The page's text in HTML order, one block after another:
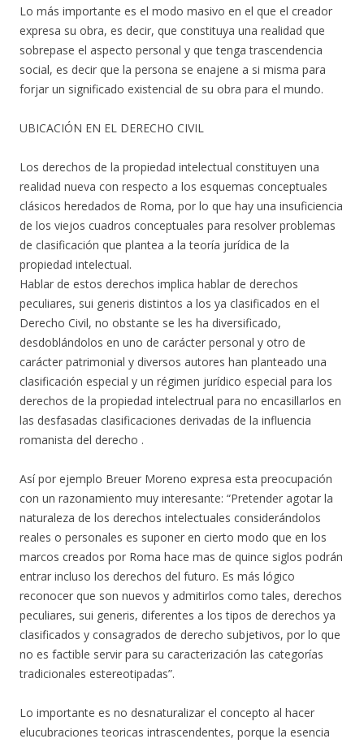
Lo más importante es el modo masivo en el que el creador
expresa su obra, es decir, que constituya una realidad que
sobrepase el aspecto personal y que tenga trascendencia
social, es decir que la persona se enajene a si misma para
forjar un significado existencial de su obra para el mundo.
UBICACIÓN EN EL DERECHO CIVIL
Los derechos de la propiedad intelectual constituyen una
realidad nueva con respecto a los esquemas conceptuales
clásicos heredados de Roma, por lo que hay una insuficiencia
de los viejos cuadros conceptuales para resolver problemas
de clasificación que plantea a la teoría jurídica de la
propiedad intelectual.
Hablar de estos derechos implica hablar de derechos
peculiares, sui generis distintos a los ya clasificados en el
Derecho Civil, no obstante se les ha diversificado,
desdoblándolos en uno de carácter personal y otro de
carácter patrimonial y diversos autores han planteado una
clasificación especial y un régimen jurídico especial para los
derechos de la propiedad intelectrual para no encasillarlos en
las desfasadas clasificaciones derivadas de la influencia
romanista del derecho .
Así por ejemplo Breuer Moreno expresa esta preocupación
con un razonamiento muy interesante: “Pretender agotar la
naturaleza de los derechos intelectuales considerándolos
reales o personales es suponer en cierto modo que en los
marcos creados por Roma hace mas de quince siglos podrán
entrar incluso los derechos del futuro. Es más lógico
reconocer que son nuevos y admitirlos como tales, derechos
peculiares, sui generis, diferentes a los tipos de derechos ya
clasificados y consagrados de derecho subjetivos, por lo que
no es factible servir para su caracterización las categorías
tradicionales estereotipadas”.
Lo importante es no desnaturalizar el concepto al hacer
elucubraciones teoricas intrascendentes, porque la esencia